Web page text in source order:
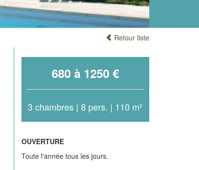
Retour liste
680 à 1250 €
3 chambres | 8 pers. | 110 m²
OUVERTURE
Toute l'année tous les jours.